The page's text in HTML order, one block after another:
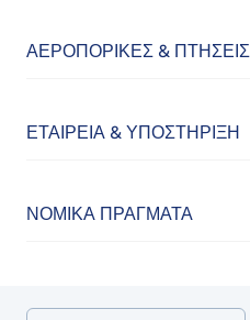
ΑΕΡΟΠΟΡΙΚΈΣ & ΠΤΉΣΕΙΣ
ΕΤΑΙΡΕΊΑ & ΥΠΟΣΤΉΡΙΞΗ
ΝΟΜΙΚΆ ΠΡΆΓΜΑΤΑ